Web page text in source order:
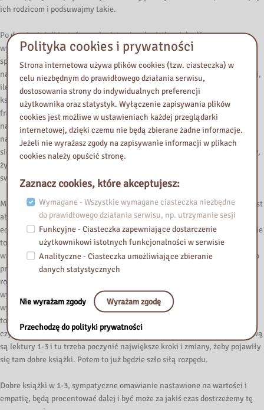
ich rodzicom i podsuwajmy takie.
Po drugie, jeżeli jesteśmy polonistami, polonistkami, bądź
wychowawczyniami, wychowawcami klas 1-3, nie róbmy szczegółowych
sprawozdań z lektury, nie róbmy kartkówek dotyczących szczegółów, to
naprawdę bardzo zniechęca. Odpowiedzmy zresztą sobie sami, jako dorośli,
ile z książek, takich drobiazgów, ile takich detali państwo pamiętacie z
książek, które przeczytaliście dla przyjemności i które dały wam dużą
frajdę. Prawdopodobnie nic, bo nie na tym się skupiamy. Skupiamy się na
naszych emocjach, na przekazie moralnym i na wartościach, które daje
nam ta książka. I to właśnie podkreślajmy, omawiając lektury. Starajmy
się, żeby proces rozmowy o lekturze w klasie był jak najbardziej przyjemny,
życzliwy, sympatyczny i stwarzał przestrzeń do tego, żeby podzielić się
swoimi emocjami i przestrzenią do tego, żeby uczyć się wartości i empatii.
Moim zdaniem to jest bardzo ważne na każdym poziomie edukacyjnym i jest
absolutnie nie do przecenienia, tak jak mówię, na każdym poziomie
edukacyjnym. Także omawiając literaturę i lektury na studiach, oczywiście
to jest trochę inny wymiar, ale rozumiecie państwo, jaki tutaj chciałabym
wam przekazać, jaką myśl. Poza tym, jak jeżeli jesteśmy rodzicami bądź po
prostu osobami zainteresowanymi edukacją, włączajmy się w różnego
rodzaju debaty bądź konsultacje społeczne dotyczące książek, które
wybierane są do lektury szkolnej. Śledźmy też różne trendy wydawnicze,
wydawnictwa, czytajmy, co one proponują, bo może jest to przestrzeń na
to, żebyśmy my też wyraźni swoje zdanie na temat lektury, którą powinny
czytać nasze dzieci. Tak jak napomknęłam, ja uważam, że kluczową sprawą
są lektury 1-3 i tu trzeba poczynić największe kroki i zmiany, żeby pojawiły
się tam dobre książki. Potem to już będzie szło siłą rozpędu.
Dobre książki w 1-3, sympatyczne omawianie nastawione na wartości i
empatię, będą procentować dalej i być może za jakiś czas dostrzeżemy tę
Polityka cookies i prywatności
Strona internetowa używa plików cookies (tzw. ciasteczka) w
celu niezbędnym do prawidłowego działania serwisu,
dostosowania strony do indywidualnych preferencji
użytkownika oraz statystyk. Wyłączenie zapisywania plików
cookies jest możliwe w ustawieniach każdej przeglądarki
internetowej, dzięki czemu nie będą zbierane żadne informacje.
Jeżeli nie wyrażasz zgody na zapisywanie informacji w plikach
cookies należy opuścić stronę.
Zaznacz cookies, które akceptujesz:
Wymagane - Wszystkie wymagane ciasteczka niezbędne
do prawidłowego działania serwisu, np. utrzymanie sesji
Funkcyjne - Ciasteczka zapewniające dostarczenie
użytkownikowi istotnych funkcjonalności w serwisie
Analityczne - Ciasteczka umożliwiające zbieranie
danych statystycznych
Nie wyrażam zgody Wyrażam zgodę
Przechodzę do polityki prywatności